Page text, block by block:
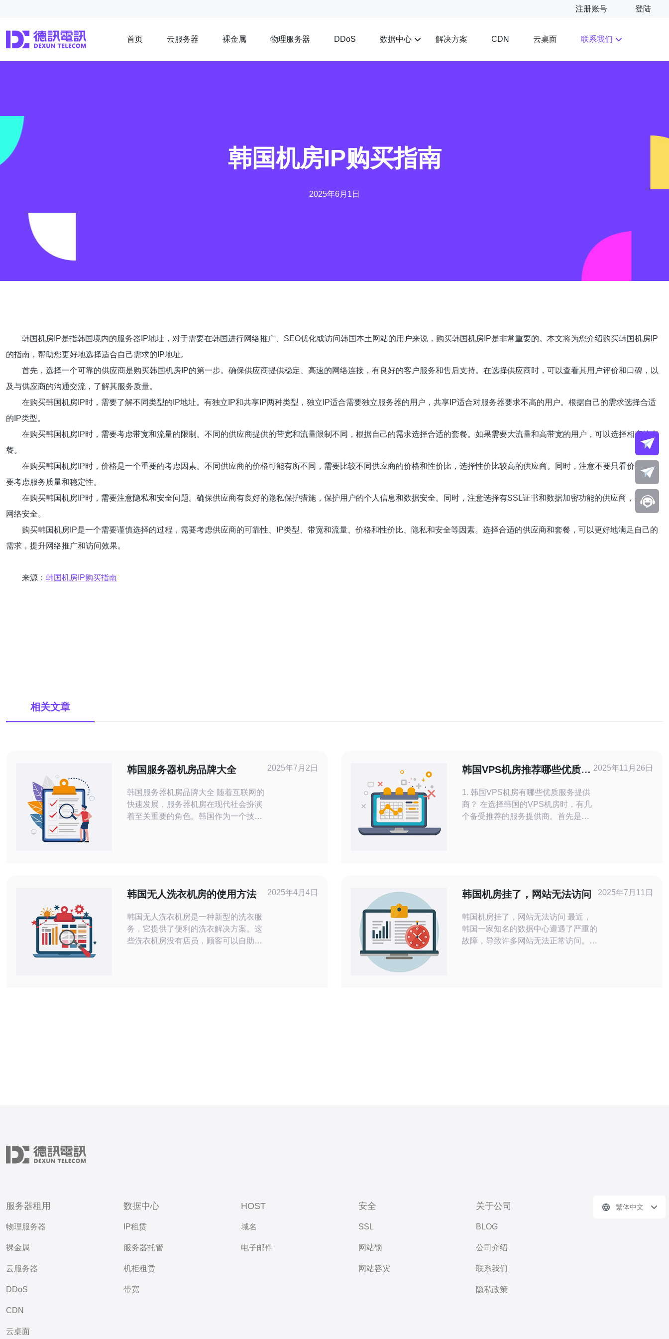
注册账号 登陆
首页 云服务器 裸金属 物理服务器 DDoS 数据中心 解决方案 CDN 云桌面 联系我们
韩国机房IP购买指南
2025年6月1日
韩国机房IP是指韩国境内的服务器IP地址，对于需要在韩国进行网络推广、SEO优化或访问韩国本土网站的用户来说，购买韩国机房IP是非常重要的。本文将为您介绍购买韩国机房IP
的指南，帮助您更好地选择适合自己需求的IP地址。
首先，选择一个可靠的供应商是购买韩国机房IP的第一步。确保供应商提供稳定、高速的网络连接，有良好的客户服务和售后支持。在选择供应商时，可以查看其用户评价和口碑，以
及与供应商的沟通交流，了解其服务质量。
在购买韩国机房IP时，需要了解不同类型的IP地址。有独立IP和共享IP两种类型，独立IP适合需要独立服务器的用户，共享IP适合对服务器要求不高的用户。根据自己的需求选择合适
的IP类型。
在购买韩国机房IP时，需要考虑带宽和流量的限制。不同的供应商提供的带宽和流量限制不同，根据自己的需求选择合适的套餐。如果需要大流量和高带宽的用户，可以选择相应的套
餐。
在购买韩国机房IP时，价格是一个重要的考虑因素。不同供应商的价格可能有所不同，需要比较不同供应商的价格和性价比，选择性价比较高的供应商。同时，注意不要只看价格，还
要考虑服务质量和稳定性。
在购买韩国机房IP时，需要注意隐私和安全问题。确保供应商有良好的隐私保护措施，保护用户的个人信息和数据安全。同时，注意选择有SSL证书和数据加密功能的供应商，以保障
网络安全。
购买韩国机房IP是一个需要谨慎选择的过程，需要考虑供应商的可靠性、IP类型、带宽和流量、价格和性价比、隐私和安全等因素。选择合适的供应商和套餐，可以更好地满足自己的
需求，提升网络推广和访问效果。
来源： 韩国机房IP购买指南
相关文章
韩国服务器机房品牌大全
韩国服务器机房品牌大全 随着互联网的
快速发展，服务器机房在现代社会扮演
着至关重要的角色。韩国作为一个技术
的服务。拥有先进的设备和专业的技术
团队，LG U
2025年7月2日
韩国VPS机房推荐哪些优质服
1. 韩国VPS机房有哪些优质服务提供
商？ 在选择韩国的VPS机房时，有几
个备受推荐的服务提供商。首先是韩
同规模的企业需求。最后，Amazon
Web Servi
2025年11月26日
韩国无人洗衣机房的使用方法
韩国无人洗衣机房是一种新型的洗衣服
务，它提供了便利的洗衣解决方案。这
些洗衣机房没有店员，顾客可以自助使
2025年4月4日 韩国机房挂了，网站无法访问
韩国机房挂了，网站无法访问 最近，
韩国一家知名的数据中心遭遇了严重的
故障，导致许多网站无法正常访问。这
2025年7月11日
服务器租用
物理服务器
裸金属
云服务器
DDoS
CDN
云桌面
数据中心
IP租赁
服务器托管
机柜租赁
带宽
HOST
域名
电子邮件
安全
SSL
网站锁
网站容灾
关于公司
BLOG
公司介绍
联系我们
隐私政策
繁体中文